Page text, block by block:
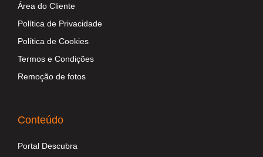
Área do Cliente
Política de Privacidade
Política de Cookies
Termos e Condições
Remoção de fotos
Conteúdo
Portal Descubra